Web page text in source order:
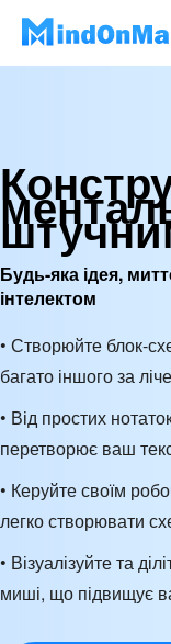
Будь-яка ідея,
інтелектом
• Створюйте блок-
багато іншого за
• Від простих
перетворює ваш
• Керуйте своїм
легко створювати
• Візуалізуйте та
миші, що підвищує